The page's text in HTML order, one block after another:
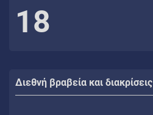
18
Διεθνή βραβεία και διακρίσεις